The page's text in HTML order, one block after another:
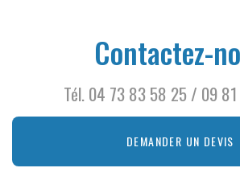
AU BREUIL SUR
COUZE
Contactez-
Tél.04 73 83 58 25/ 09
DEMANDER UN DEVIS